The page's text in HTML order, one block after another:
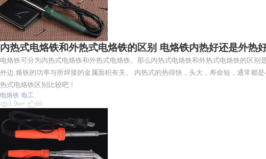
内热式电烙铁和外热式电烙铁的区别 电烙铁内热好还是外热
电烙铁可分为内热式电烙铁和外热式电烙铁。那么内热式电烙铁和外热式电烙铁的区
外边,烙铁的功率与所焊接的金属面积有关。 内热式的热得快，头大，寿命短，通常都
热式电烙铁区别比较吧！
电烙铁 电工
1.9w+
66